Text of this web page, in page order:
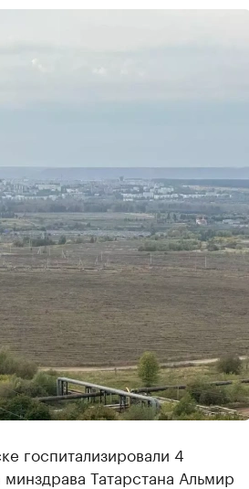
госпитализировали 4
Татарстана Альмир